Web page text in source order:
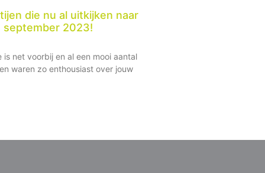
die nu al uitkijken naar
september 2023!
net voorbij en al een mooi aantal
waren zo enthousiast over jouw